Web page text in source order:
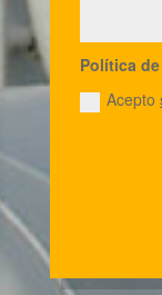
Política
Acepto